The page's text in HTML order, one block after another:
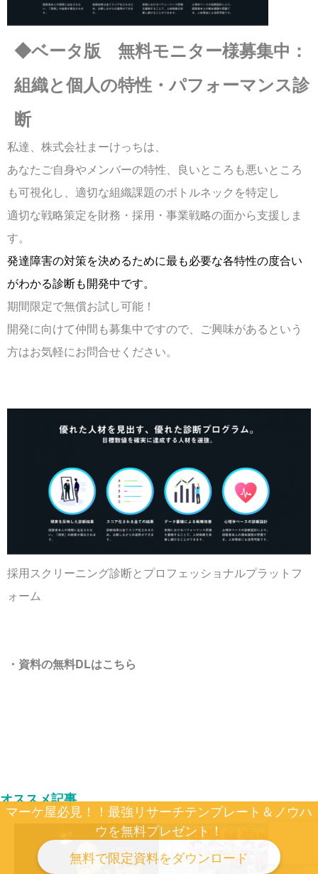
◆ベータ版 無料モニター様募集中：
組織と個人の特性・パフォーマンス診
断
私達、株式会社まーけっちは、
あなたご自身やメンバーの特性、良いところも悪いところ
も可視化し、適切な組織課題のボトルネックを特定し
適切な戦略策定を財務・採用・事業戦略の面から支援しま
す。
発達障害の対策を決めるために最も必要な各特性の度合い
がわかる診断も開発中です。
期間限定で無償お試し可能！
開発に向けて仲間も募集中ですので、ご興味があるという
方はお気軽にお問合せください。
採用スクリーニング診断とプロフェッショナルプラットフ
ォーム
・資料の無料DLはこちら
オススメ記事
マーケ屋必見！！最強リサーチテンプレート＆ノウハ
ウを無料プレゼント！
無料で限定資料をダウンロード